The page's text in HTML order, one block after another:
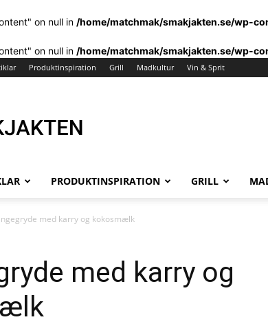
on null in /home/matchmak/smakjakten.se/wp-
on null in /home/matchmak/smakjakten.se/wp-
Produktinspiration Grill Madkultur Vin & Sprit
–
Din
köksinspirationssida
PRODUKTINSPIRATION GRILL
med karry og kokosmælk
med karry og